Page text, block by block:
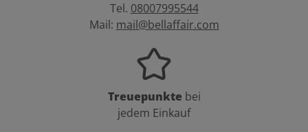
Tel. 08007995544
Mail: mail@bellaffair.com
Treuepunkte bei
jedem Einkauf